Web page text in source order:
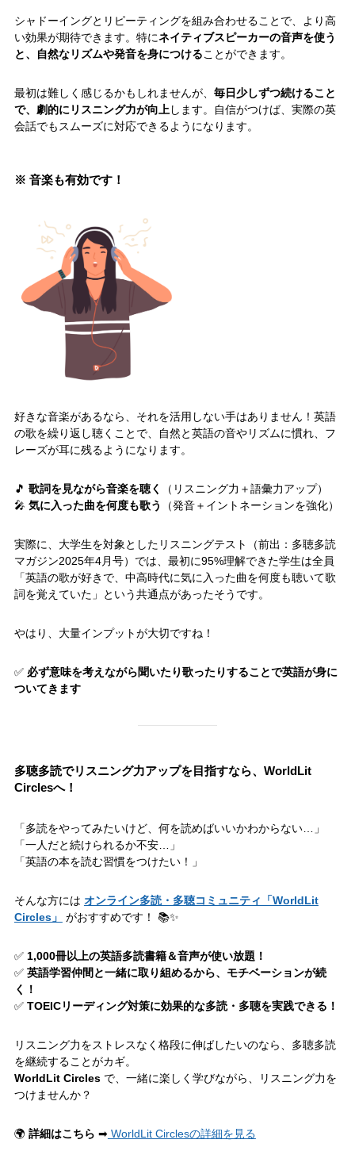
シャドーイングとリピーティングを組み合わせることで、より高
い効果が期待できます。特にネイティブスピーカーの音声を使う
と、自然なリズムや発音を身につけることができます。
最初は難しく感じるかもしれませんが、 毎日少しずつ続けること
で、劇的にリスニング力が向上 します。自信がつけば、実際の英
会話でもスムーズに対応できるようになります。
※ 音楽も有効です！
好きな音楽があるなら、それを活用しない手はありません！英語
の歌を繰り返し聴くことで、自然と英語の音やリズムに慣れ、フ
レーズが耳に残るようになります。
🎵 歌詞を見ながら音楽を聴く
（リスニング力＋語彙力アップ）
🎤 気に入った曲を何度も歌う （発音＋イントネーションを強化）
実際に、大学生を対象としたリスニングテスト（前出：多聴多読
マガジン2025年4月号）では、最初に95%理解できた学生は全員
「英語の歌が好きで、中高時代に気に入った曲を何度も聴いて歌
詞を覚えていた」という共通点があったそうです。
やはり、大量インプットが大切ですね！
✅ 必ず意味を考えながら聞いたり歌ったりすることで英語が身に
ついてきます
多聴多読でリスニング力アップを目指すなら、WorldLit
Circlesへ！
「多読をやってみたいけど、何を読めばいいかわからない…」
「一人だと続けられるか不安…」
「英語の本を読む習慣をつけたい！」
そんな方には オンライン多読・多聴コミュニティ「WorldLit
Circles」
がおすすめです！ 📚✨
✅ 1,000冊以上の英語多読書籍＆音声が使い放題！
✅ 英語学習仲間と一緒に取り組めるから、モチベーションが続
く！
✅ TOEICリーディング対策に効果的な多読・多聴を実践できる！
リスニング力をストレスなく格段に伸ばしたいのなら、多聴多読
を継続することがカギ。
WorldLit Circlesで、一緒に楽しく学びながら、リスニング力を
つけませんか？
🌍 詳細はこちら ➡WorldLit Circlesの詳細を見る